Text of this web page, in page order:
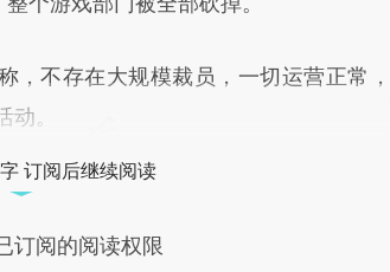
不存在大规模裁员，一切运营正常
。
订阅后继续阅读
订阅的阅读权限